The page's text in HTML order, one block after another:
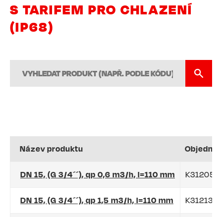
S TARIFEM PRO CHLAZENÍ
(IP68)
Název produktu
DN 15, (G 3/4´´), qp 0,6 m3/h, l=110 mm
DN 15, (G 3/4´´), qp 1,5 m3/h, l=110 mm